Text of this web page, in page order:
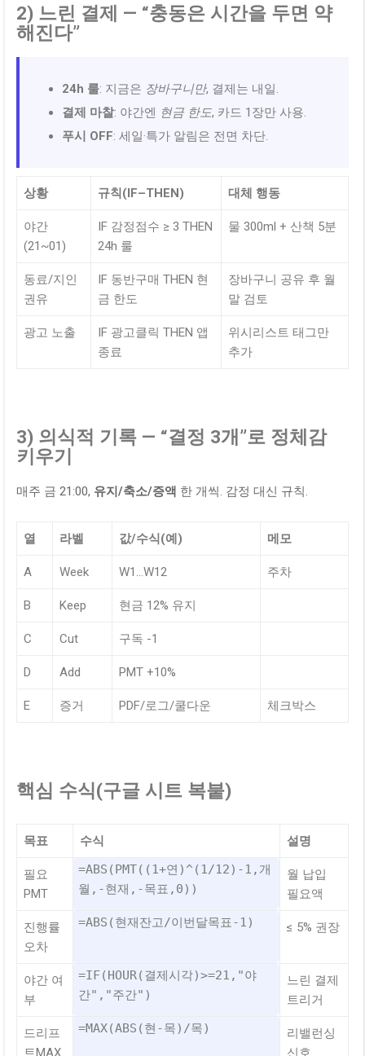
2) 느린 결제 — “충동은 시간을 두면 약
해진다”
24h 룰: 지금은 장바구니만, 결제는 내일.
결제 마찰: 야간엔 현금 한도, 카드 1장만 사용.
푸시 OFF: 세일·특가 알림은 전면 차단.
상황 규칙(IF–THEN) 대체 행동
야간
(21~01)
IF 감정점수 ≥ 3 THEN
24h 룰
물 300ml + 산책 5분
동료/지인
권유
IF 동반구매 THEN 현
금 한도
장바구니 공유 후 월
말 검토
광고 노출
IF 광고클릭 THEN 앱
종료
위시리스트 태그만
추가
3) 의식적 기록 — “결정 3개”로 정체감
키우기
매주 금 21:00, 유지/축소/증액 한 개씩. 감정 대신 규칙.
열 라벨 값/수식(예) 메모
A Week W1…W12 주차
B Keep 현금 12% 유지
C Cut 구독 -1
D Add PMT +10%
E 증거 PDF/로그/쿨다운 체크박스
핵심 수식(구글 시트 복붙)
목표 수식 설명
필요
PMT
=ABS(PMT((1+연)^(1/12)-1,개
월,-현재,-목표,0))
월 납입
필요액
진행률
오차
=ABS(현재잔고/이번달목표-1) ≤ 5% 권장
야간 여
부
=IF(HOUR(결제시각)>=21,"야
간","주간")
느린 결제
트리거
드리프
트MAX
=MAX(ABS(현-목)/목)
리밸런싱
신호